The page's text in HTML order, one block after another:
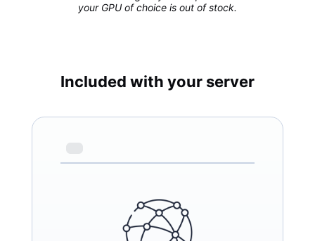
your GPU of choice is out of stock.
Included with your server